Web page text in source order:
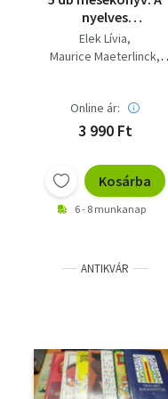
nyelves
királykisasszony; A kék
madár; Terülj, terülj,
kiskígyó
Elek Lívia
Maurice Maeterlinck
Kovács Magda
Online ár:
3 990 Ft
Kosárba
6 - 8 munkanap
ANTIKVÁR